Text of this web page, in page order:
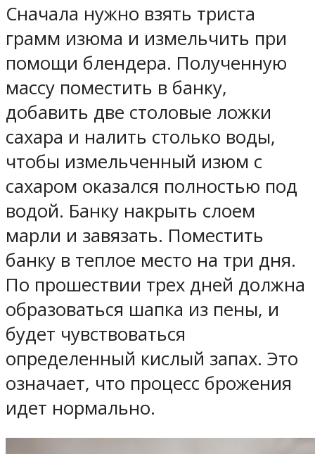
Сначала нужно взять триста
грамм изюма и измельчить при
помощи блендера. Полученную
массу поместить в банку,
добавить две столовые ложки
сахара и налить столько воды,
чтобы измельченный изюм с
сахаром оказался полностью под
водой. Банку накрыть слоем
марли и завязать. Поместить
банку в теплое место на три дня.
По прошествии трех дней должна
образоваться шапка из пены, и
будет чувствоваться
определенный кислый запах. Это
означает, что процесс брожения
идет нормально.